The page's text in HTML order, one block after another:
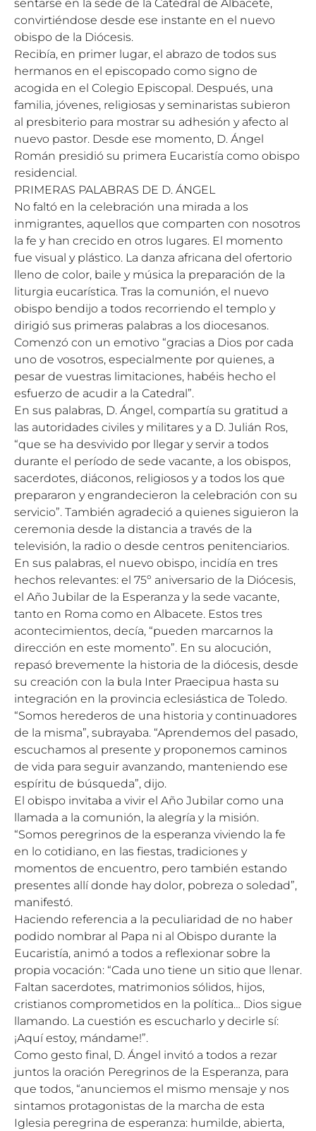
sentarse en la sede de la Catedral de Albacete,
convirtiéndose desde ese instante en el nuevo
obispo de la Diócesis.
Recibía, en primer lugar, el abrazo de todos sus
hermanos en el episcopado como signo de
acogida en el Colegio Episcopal. Después, una
familia, jóvenes, religiosas y seminaristas subieron
al presbiterio para mostrar su adhesión y afecto al
nuevo pastor. Desde ese momento, D. Ángel
Román presidió su primera Eucaristía como obispo
residencial.
PRIMERAS PALABRAS DE D. ÁNGEL
No faltó en la celebración una mirada a los
inmigrantes, aquellos que comparten con nosotros
la fe y han crecido en otros lugares. El momento
fue visual y plástico. La danza africana del ofertorio
lleno de color, baile y música la preparación de la
liturgia eucarística. Tras la comunión, el nuevo
obispo bendijo a todos recorriendo el templo y
dirigió sus primeras palabras a los diocesanos.
Comenzó con un emotivo “gracias a Dios por cada
uno de vosotros, especialmente por quienes, a
pesar de vuestras limitaciones, habéis hecho el
esfuerzo de acudir a la Catedral”.
En sus palabras, D. Ángel, compartía su gratitud a
las autoridades civiles y militares y a D. Julián Ros,
“que se ha desvivido por llegar y servir a todos
durante el período de sede vacante, a los obispos,
sacerdotes, diáconos, religiosos y a todos los que
prepararon y engrandecieron la celebración con su
servicio”. También agradeció a quienes siguieron la
ceremonia desde la distancia a través de la
televisión, la radio o desde centros penitenciarios.
En sus palabras, el nuevo obispo, incidía en tres
hechos relevantes: el 75º aniversario de la Diócesis,
el Año Jubilar de la Esperanza y la sede vacante,
tanto en Roma como en Albacete. Estos tres
acontecimientos, decía, “pueden marcarnos la
dirección en este momento”. En su alocución,
repasó brevemente la historia de la diócesis, desde
su creación con la bula Inter Praecipua hasta su
integración en la provincia eclesiástica de Toledo.
“Somos herederos de una historia y continuadores
de la misma”, subrayaba. “Aprendemos del pasado,
escuchamos al presente y proponemos caminos
de vida para seguir avanzando, manteniendo ese
espíritu de búsqueda”, dijo.
El obispo invitaba a vivir el Año Jubilar como una
llamada a la comunión, la alegría y la misión.
“Somos peregrinos de la esperanza viviendo la fe
en lo cotidiano, en las fiestas, tradiciones y
momentos de encuentro, pero también estando
presentes allí donde hay dolor, pobreza o soledad”,
manifestó.
Haciendo referencia a la peculiaridad de no haber
podido nombrar al Papa ni al Obispo durante la
Eucaristía, animó a todos a reflexionar sobre la
propia vocación: “Cada uno tiene un sitio que llenar.
Faltan sacerdotes, matrimonios sólidos, hijos,
cristianos comprometidos en la política… Dios sigue
llamando. La cuestión es escucharlo y decirle sí:
¡Aquí estoy, mándame!”.
Como gesto final, D. Ángel invitó a todos a rezar
juntos la oración Peregrinos de la Esperanza, para
que todos, “anunciemos el mismo mensaje y nos
sintamos protagonistas de la marcha de esta
Iglesia peregrina de esperanza: humilde, abierta,